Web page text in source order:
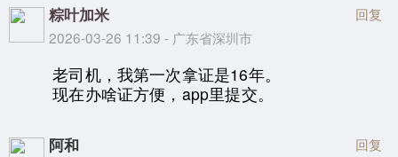
粽叶加米
2026-03-26 11:39 - 广东省深圳市
回复
老司机，我第一次拿证是16年。
现在办啥证方便，app里提交。
阿和 回复